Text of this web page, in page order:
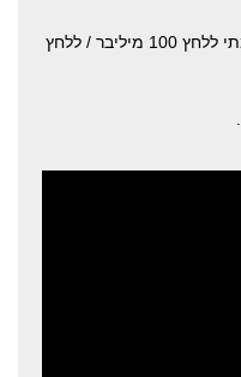
כיריים מתכת מגולוון עם מבער עוצמתי ללחץ 100 מיליבר / ללחץ